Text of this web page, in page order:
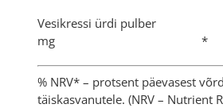
Vesikressi ürdi
mg *
% NRV* – protsent päevasest
täiskasvanutele. (NRV – Nutrient